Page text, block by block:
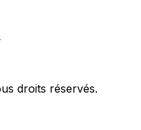
droits réservés.